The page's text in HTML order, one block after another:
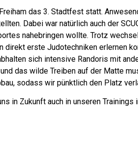
das 3. Stadtfest statt.
Dabei war natürlich auch der
nahebringen wollte. Trotz
direkt erste Judotechniken erlernen
sich intensive Randoris mit
das wilde Treiben auf der Matte
sodass wir pünktlich den Platz
in Zukunft auch in unseren Trainings